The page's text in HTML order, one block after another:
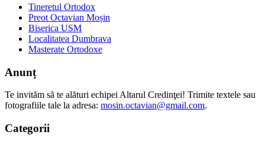
Tineretul Ortodox
Preot Octavian Moșin
Biserica USM
Localitatea Dumbrava
Masterate Ortodoxe
Anunț
Te invităm să te alături echipei Altarul Credinţei! Trimite textele sau
fotografiile tale la adresa: mosin.octavian@gmail.com.
Categorii